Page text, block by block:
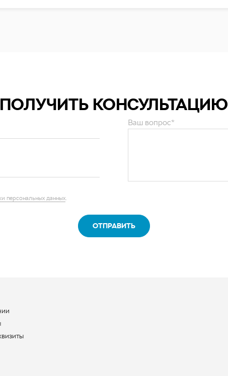
ПОЛУЧИТЬ КОНСУЛЬТАЦИЮ
Ваш вопрос*